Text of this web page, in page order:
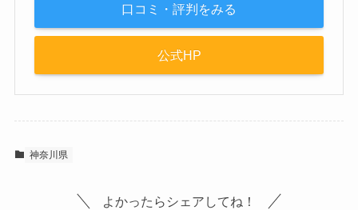
口コミ・評判をみる
公式HP
神奈川県
よかったらシェアしてね！